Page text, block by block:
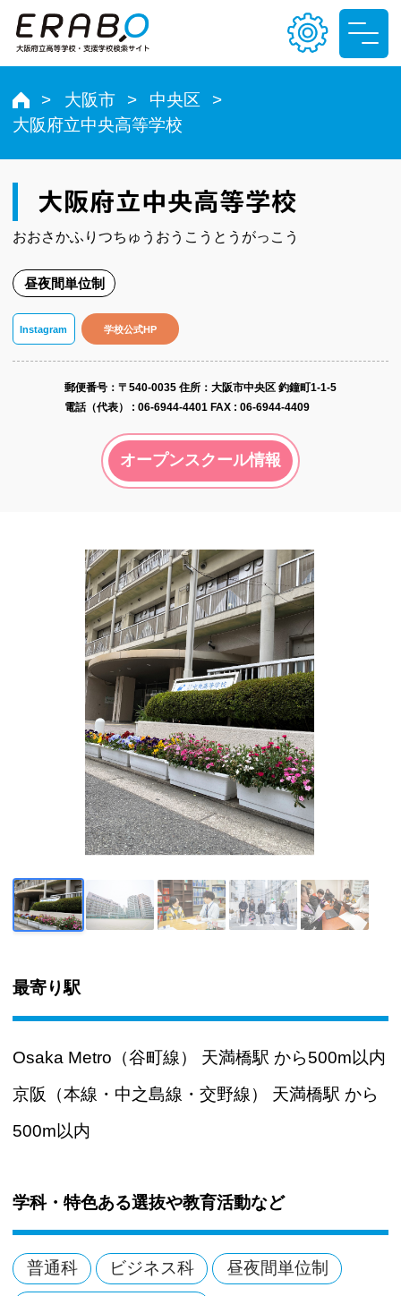
文字サイズ
大阪市
中央区
大阪府立中央高等学校
大阪府立中央高等学校
おおさかふりつちゅうおうこうとうがっこう
昼夜間単位制
Instagram 学校公式HP
郵便番号​：〒540-0035 住所：大阪市中央区 釣鐘町1-1-5
電話（代表） : 06-6944-4401 FAX : 06-6944-4409
オープンスクール情報
最寄り駅
Osaka Metro（谷町線） 天満橋駅 から500m以内
京阪（本線・中之島線・交野線） 天満橋駅 から
500m以内
学科・特色ある選抜や教育活動など
普通科 ビジネス科 昼夜間単位制